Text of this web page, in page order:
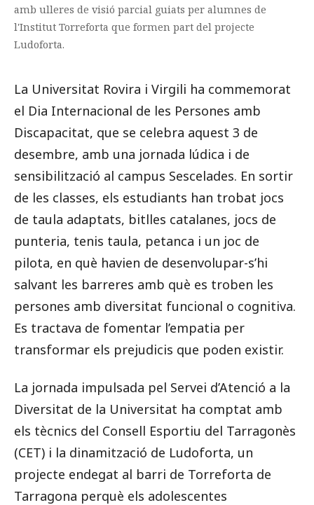
amb ulleres de visió parcial guiats per alumnes de
l'Institut Torreforta que formen part del projecte
Ludoforta.
La Universitat Rovira i Virgili ha commemorat
el Dia Internacional de les Persones amb
Discapacitat, que se celebra aquest 3 de
desembre, amb una jornada lúdica i de
sensibilització al campus Sescelades. En sortir
de les classes, els estudiants han trobat jocs
de taula adaptats, bitlles catalanes, jocs de
punteria, tenis taula, petanca i un joc de
pilota, en què havien de desenvolupar-s’hi
salvant les barreres amb què es troben les
persones amb diversitat funcional o cognitiva.
Es tractava de fomentar l’empatia per
transformar els prejudicis que poden existir.
La jornada impulsada pel Servei d’Atenció a la
Diversitat de la Universitat ha comptat amb
els tècnics del Consell Esportiu del Tarragonès
(CET) i la dinamització de Ludoforta, un
projecte endegat al barri de Torreforta de
Tarragona perquè els adolescentes